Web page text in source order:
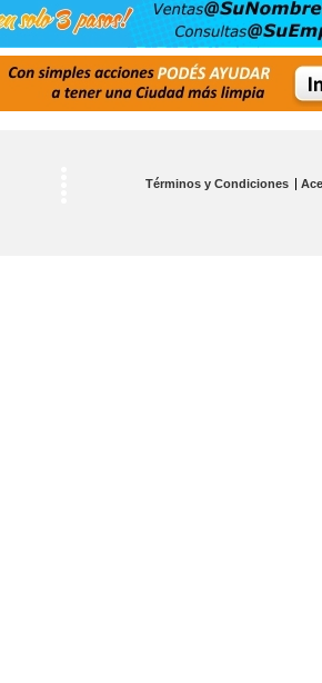
Términos y Condiciones